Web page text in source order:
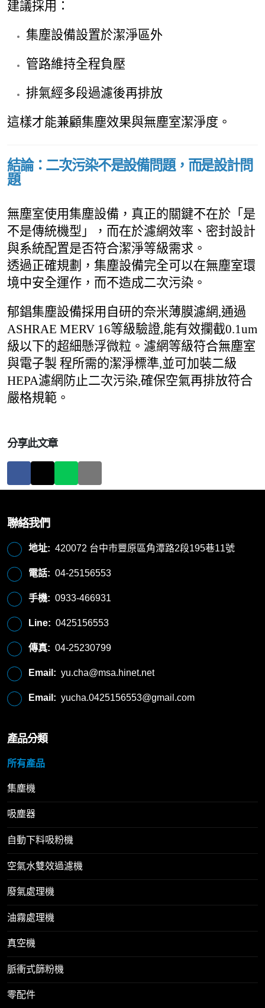
建議採用：
集塵設備設置於潔淨區外
管路維持全程負壓
排氣經多段過濾後再排放
這樣才能兼顧集塵效果與無塵室潔淨度。
結論：二次污染不是設備問題，而是設計問
題
無塵室使用集塵設備，真正的關鍵不在於「是
不是傳統機型」，而在於濾網效率、密封設計
與系統配置是否符合潔淨等級需求。
透過正確規劃，集塵設備完全可以在無塵室環
境中安全運作，而不造成二次污染。
郁錩集塵設備採用自研的奈米薄膜濾網,通過
ASHRAE MERV 16等級驗證,能有效攔截0.1um
級以下的超細懸浮微粒。濾網等級符合無塵室
與電子製 程所需的潔淨標準,並可加裝二級
HEPA濾網防止二次污染,確保空氣再排放符合
嚴格規範。
分享此文章
聯絡我們
地址: 420072 台中市豐原區角潭路2段195巷11號
電話: 04-25156553
手機: 0933-466931
Line: 0425156553
傳真: 04-25230799
Email: yu.cha@msa.hinet.net
Email: yucha.0425156553@gmail.com
產品分類
所有產品
集塵機
吸塵器
自動下料吸粉機
空氣水雙效過濾機
廢氣處理機
油霧處理機
真空機
脈衝式篩粉機
零配件